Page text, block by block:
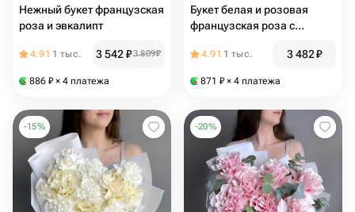
Нежный букет французская
роза и эвкалипт
4.91 1 тыс. 3 542₽3 809₽
886 ₽ × 4 платежа
Букет белая и розовая
французская роза с
4.91 1 тыс. 3 482₽
871 ₽ × 4 платежа
-15% -20%